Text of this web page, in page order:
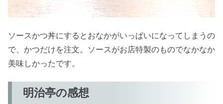
ソースかつ丼にするとおなかがいっぱいになってしまうの
で、かつだけを注文。ソースがお店特製のものでなかなか
美味しかったです。
明治亭の感想